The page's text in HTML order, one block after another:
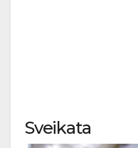
Sveikata